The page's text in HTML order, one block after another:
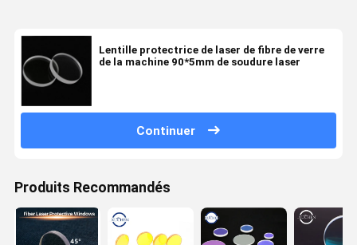
Lentille protectrice de laser de fibre de verre
de la machine 90*5mm de soudure laser
Continuer
Produits Recommandés